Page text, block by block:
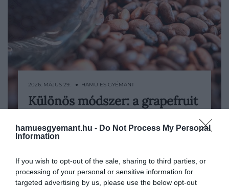
hamuesgyemant.hu - Do Not Process My Personal
Information
If you wish to opt-out of the sale, sharing to third parties, or
processing of your personal or sensitive information for
targeted advertising by us, please use the below opt-out
A kávé önmagában is elég hatékony
floridai kávézó azonban csavart egyet a
Screw nevű italuk három elemből állt: egy
eszpresszóból, egy kis pohár
grapefruitléből és egy kevés sóból.
2026. MÁJUS 29. ● HAMU ÉS GYÉMÁNT
Különös módszer: a grapefruit
HAMU ÉS GYÉMÁNT